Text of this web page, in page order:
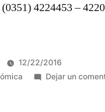
4224453 –
12/22/2016
Dejar un